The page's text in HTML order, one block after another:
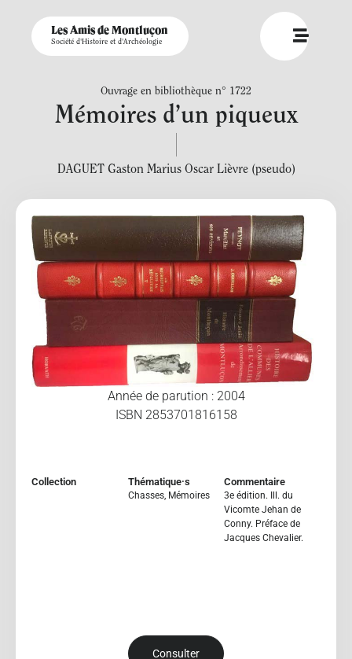
Les Amis de Montluçon
Société d'Histoire et d'Archéologie
Ouvrage en bibliothèque n° 1722
Mémoires d’un piqueux
DAGUET Gaston Marius Oscar Lièvre (pseudo)
Année de parution : 2004
ISBN 2853701816158
Collection Thématique·s
Chasses, Mémoires
Commentaire
3e édition. Ill. du
Vicomte Jehan de
Conny. Préface de
Jacques Chevalier.
Consulter